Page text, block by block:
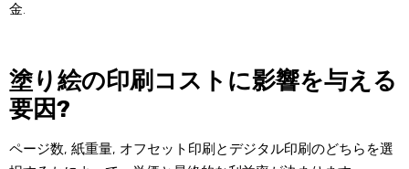
金.
塗り絵の印刷コストに影響を与える
要因?
ページ数, 紙重量, オフセット印刷とデジタル印刷のどちらを選